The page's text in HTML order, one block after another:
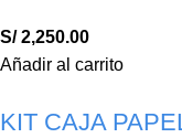
S/2,250.00
Añadir al carrito
KIT CAJA